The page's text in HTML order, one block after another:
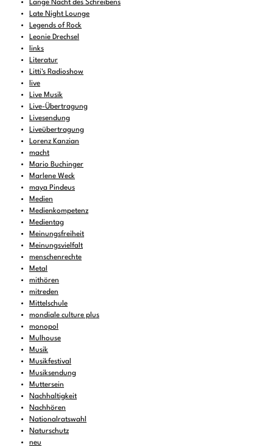
Lange Nacht des Schreibens
Late Night Lounge
Legends of Rock
Leonie Drechsel
links
Literatur
Litti's Radioshow
live
Live Musik
Live-Übertragung
Livesendung
Liveübertragung
Lorenz Kanzian
macht
Mario Buchinger
Marlene Weck
maya Pindeus
Medien
Medienkompetenz
Medientag
Meinungsfreiheit
Meinungsvielfalt
menschenrechte
Metal
mithören
mitreden
Mittelschule
mondiale culture plus
monopol
Mulhouse
Musik
Musikfestival
Musiksendung
Muttersein
Nachhaltigkeit
Nachhören
Nationalratswahl
Naturschutz
neu